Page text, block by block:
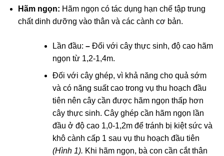
Hãm ngọn: Hãm ngọn có tác dụng hạn chế tập trung
chất dinh dưỡng vào thân và các cành cơ bản.
Lần đầu: –Đối với cây thực sinh, độ cao hãm
ngọn từ 1,2-1,4m.
Đối với cây ghép, vì khả năng cho quả sớm
và có năng suất cao trong vụ thu hoạch đầu
tiên nên cây cần được hãm ngọn thấp hơn
cây thực sinh. Cây ghép cần hãm ngọn lần
đầu ở độ cao 1,0-1,2m để tránh bị kiệt sức và
khô cành cấp 1 sau vụ thu hoạch đầu tiên
(Hình 1). Khi hãm ngọn, bà con cần cắt thân